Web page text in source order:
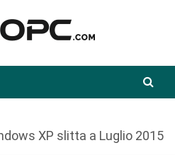
XP slitta a Luglio 2015